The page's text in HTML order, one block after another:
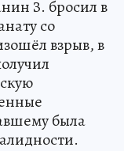
З. бросил в
со
взрыв, в
была